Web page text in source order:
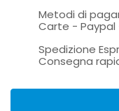
Metodi di
Carte -
Spedizione
Consegna